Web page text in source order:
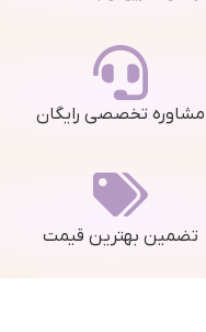
مشاوره تخصصی رایگان
تضمین بهترین قیمت